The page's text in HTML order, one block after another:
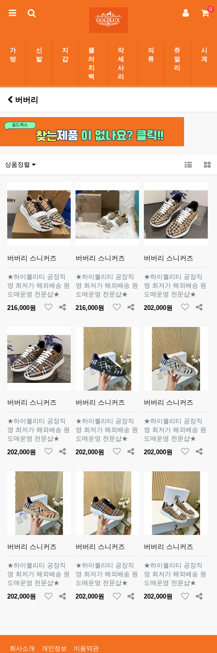
0
가
방
신
발
지
갑
클
러
치
백
악
세
사
리
의
류
쥬
얼
리
시
계
버버리
상품정렬
버버리 스니커즈
★하이퀄리티 공장직
영 최저가 해외배송 원
도매운영 전문샵★
216,000원
버버리 스니커즈
★하이퀄리티 공장직
영 최저가 해외배송 원
도매운영 전문샵★
216,000원
버버리 스니커즈
★하이퀄리티 공장직
영 최저가 해외배송 원
도매운영 전문샵★
202,000원
버버리 스니커즈
★하이퀄리티 공장직
영 최저가 해외배송 원
도매운영 전문샵★
202,000원
버버리 스니커즈
★하이퀄리티 공장직
영 최저가 해외배송 원
도매운영 전문샵★
202,000원
버버리 스니커즈
★하이퀄리티 공장직
영 최저가 해외배송 원
도매운영 전문샵★
202,000원
버버리 스니커즈
★하이퀄리티 공장직
영 최저가 해외배송 원
도매운영 전문샵★
202,000원
버버리 스니커즈
★하이퀄리티 공장직
영 최저가 해외배송 원
도매운영 전문샵★
202,000원
버버리 스니커즈
★하이퀄리티 공장직
영 최저가 해외배송 원
도매운영 전문샵★
202,000원
회사소개 개인정보 이용약관